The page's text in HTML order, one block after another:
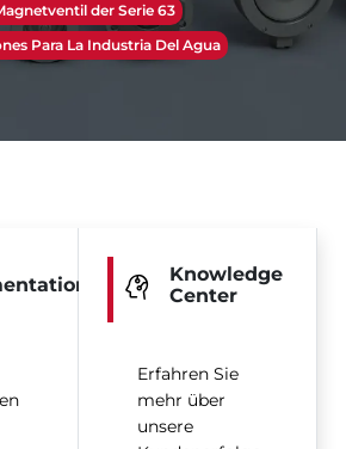
der Serie 63
Para La Industria Del Agua
Knowledge
Center
Erfahren Sie
mehr über
unsere